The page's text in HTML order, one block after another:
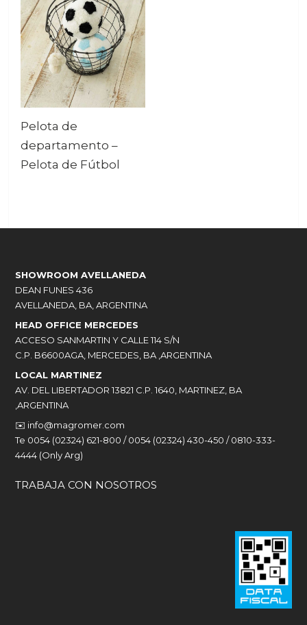
Pelota de
departamento –
Pelota de Fútbol
SHOWROOM AVELLANEDA
DEAN FUNES 436
AVELLANEDA, BA, ARGENTINA
HEAD OFFICE MERCEDES
ACCESO SANMARTIN Y CALLE 114 S/N
C.P. B6600AGA, MERCEDES, BA ,ARGENTINA
LOCAL MARTINEZ
AV. DEL LIBERTADOR 13821 C.P. 1640, MARTINEZ, BA
,ARGENTINA
✉️ info@magromer.com
Te 0054 (02324) 621-800 / 0054 (02324) 430-450 / 0810-333-
4444 (Only Arg)
TRABAJA CON NOSOTROS